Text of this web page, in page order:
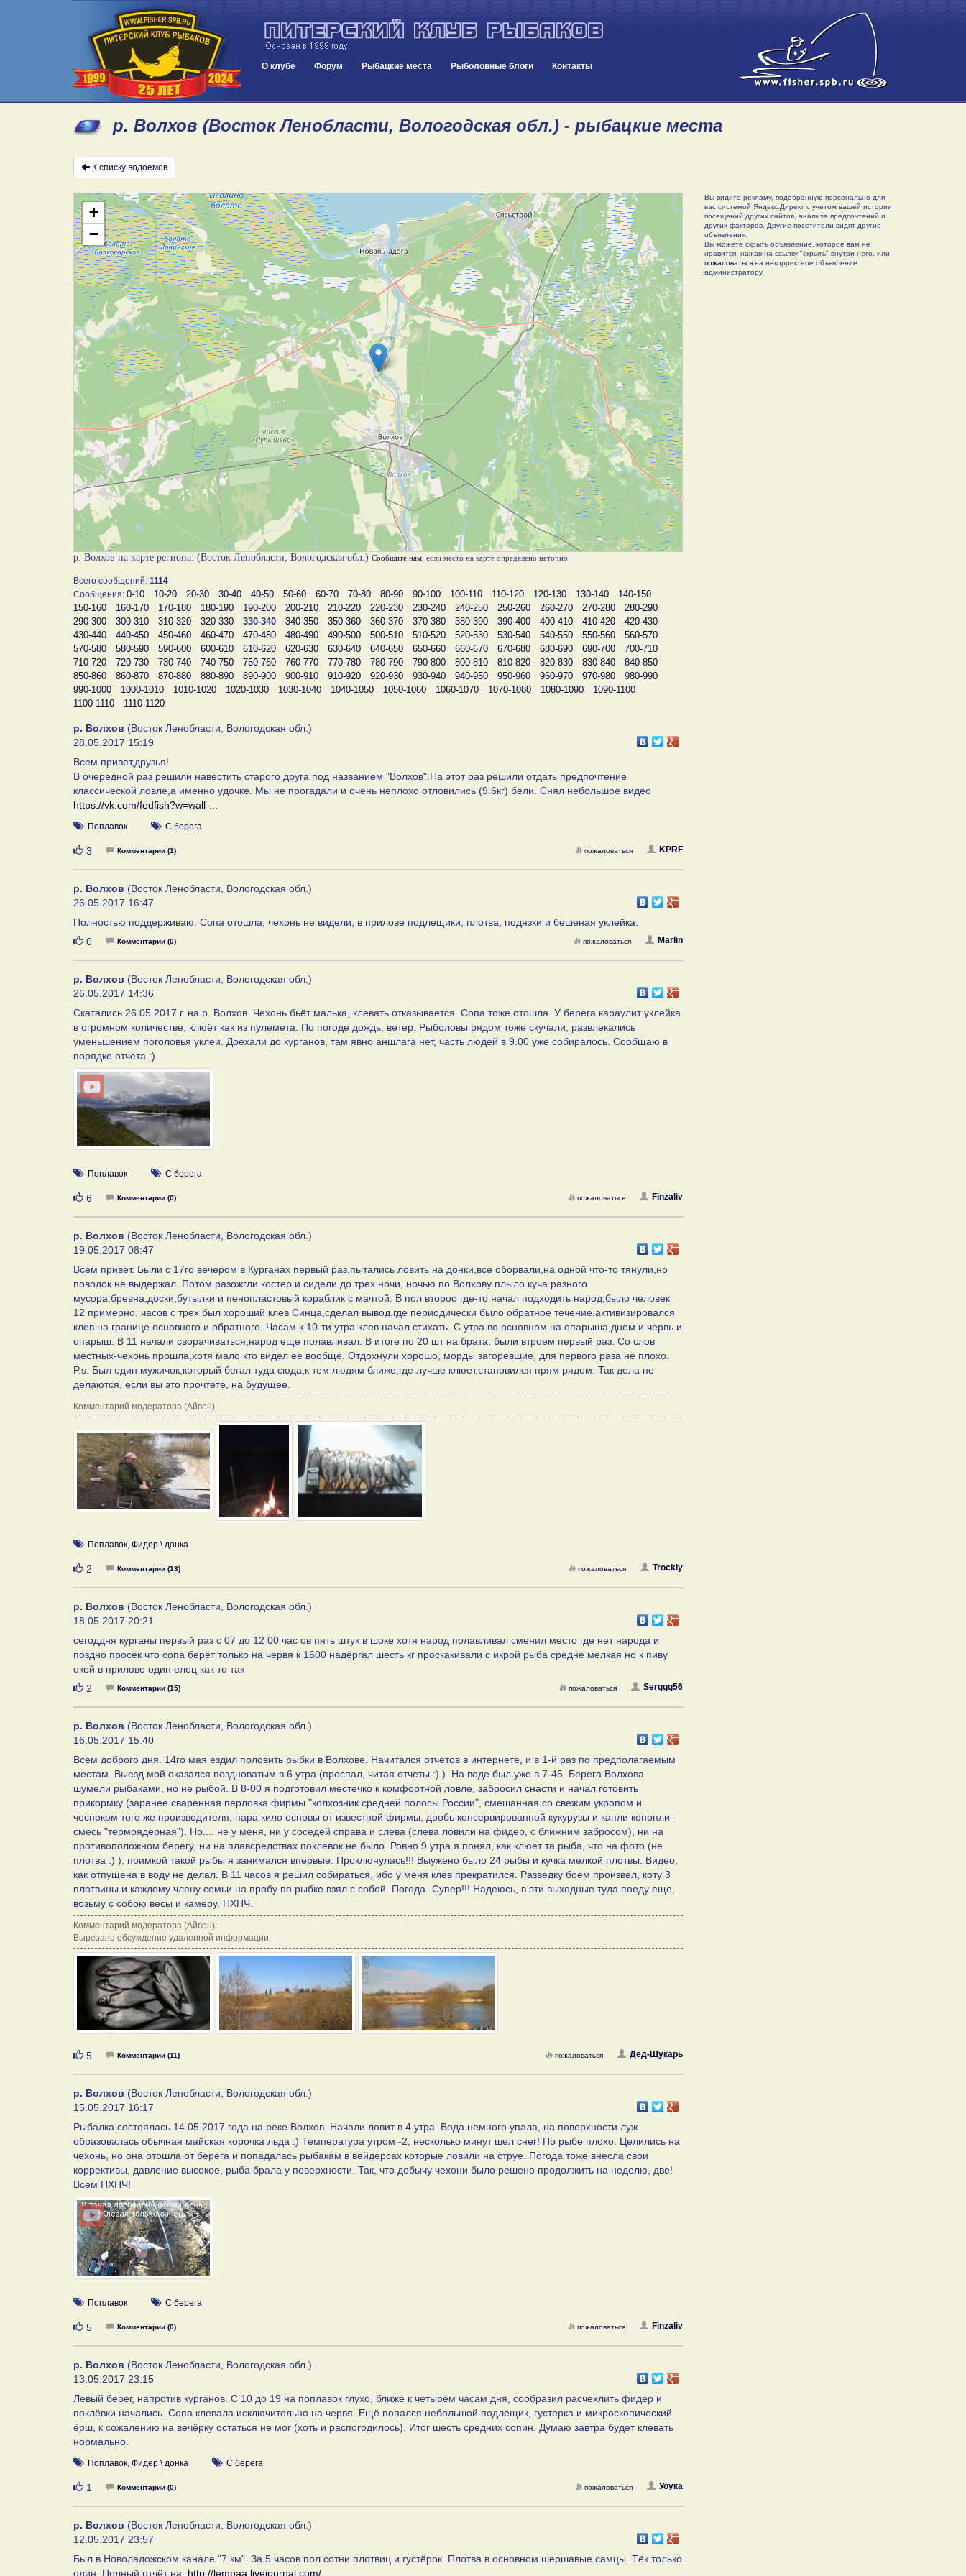
О клубе Форум Рыбацкие места Рыболовные блоги Контакты
р. Волхов (Восток Ленобласти, Вологодская обл.) - рыбацкие места
К списку водоемов
+
−
р. Волхов на карте региона: (Восток Ленобласти, Вологодская обл.) Сообщите нам , если место на карте определено неточно
Всего сообщений: 1114
Сообщения: 0-10 10-20 20-30 30-40 40-50 50-60 60-70 70-80 80-90 90-100 100-110 110-120 120-130 130-140
140-150
150-160
160-170 170-180 180-190 190-200 200-210 210-220 220-230 230-240 240-250 250-260 260-270 270-280
280-290
290-300
300-310 310-320 320-330 330-340 340-350 350-360 360-370 370-380 380-390 390-400 400-410 410-420
420-430
430-440
440-450 450-460 460-470 470-480 480-490 490-500 500-510 510-520 520-530 530-540 540-550 550-560
560-570
570-580
580-590 590-600 600-610 610-620 620-630 630-640 640-650 650-660 660-670 670-680 680-690 690-700
700-710
710-720
720-730 730-740 740-750 750-760 760-770 770-780 780-790 790-800 800-810 810-820 820-830 830-840
840-850
850-860
860-870 870-880 880-890 890-900 900-910 910-920 920-930 930-940 940-950 950-960 960-970 970-980
980-990
990-1000
1000-1010 1010-1020 1020-1030 1030-1040 1040-1050 1050-1060 1060-1070 1070-1080 1080-1090
1090-1100
1100-1110
1110-1120
р. Волхов (Восток Ленобласти, Вологодская обл.)
28.05.2017 15:19
Всем привет,друзья!
В очередной раз решили навестить старого друга под названием "Волхов".На этот раз решили отдать предпочтение
классической ловле,а именно удочке. Мы не прогадали и очень неплохо отловились (9.6кг) бели. Снял небольшое видео
https://vk.com/fedfish?w=wall-...
Поплавок С берега
Нравится
3 Комментарии (1) KPRF
пожаловаться
р. Волхов (Восток Ленобласти, Вологодская обл.)
26.05.2017 16:47
Полностью поддерживаю. Сопа отошла, чехонь не видели, в прилове подлещики, плотва, подязки и бешеная уклейка.
Нравится
0 Комментарии (0) Marlin
пожаловаться
р. Волхов (Восток Ленобласти, Вологодская обл.)
26.05.2017 14:36
Скатались 26.05.2017 г. на р. Волхов. Чехонь бьёт малька, клевать отказывается. Сопа тоже отошла. У берега караулит уклейка
в огромном количестве, клюёт как из пулемета. По погоде дождь, ветер. Рыболовы рядом тоже скучали, развлекались
уменьшением поголовья уклеи. Доехали до курганов, там явно аншлага нет, часть людей в 9.00 уже собиралось. Сообщаю в
порядке отчета :)
Поплавок С берега
Нравится
6 Комментарии (0) Finzaliv
пожаловаться
р. Волхов (Восток Ленобласти, Вологодская обл.)
19.05.2017 08:47
Всем привет. Были с 17го вечером в Курганах первый раз,пытались ловить на донки,все оборвали,на одной что-то тянули,но
поводок не выдержал. Потом разожгли костер и сидели до трех ночи, ночью по Волхову плыло куча разного
мусора:бревна,доски,бутылки и пенопластовый кораблик с мачтой. В пол второо где-то начал подходить народ,было человек
12 примерно, часов с трех был хороший клев Синца,сделал вывод,где периодически было обратное течение,активизировался
клев на границе основного и обратного. Часам к 10-ти утра клев начал стихать. С утра во основном на опарыша,днем и червь и
опарыш. В 11 начали сворачиваться,народ еще полавливал. В итоге по 20 шт на брата, были втроем первый раз. Со слов
местных-чехонь прошла,хотя мало кто видел ее вообще. Отдохнули хорошо, морды загоревшие, для первого раза не плохо.
P.s. Был один мужичок,который бегал туда сюда,к тем людям ближе,где лучше клюет,становился прям рядом. Так дела не
делаются, если вы это прочтете, на будущее.
Комментарий модератора (Айвен):
Поплавок, Фидер \ донка
Нравится
2 Комментарии (13) Trockiy
пожаловаться
р. Волхов (Восток Ленобласти, Вологодская обл.)
18.05.2017 20:21
сегоддня курганы первый раз с 07 до 12 00 час ов пять штук в шоке хотя народ полавливал сменил место где нет народа и
поздно просёк что сопа берёт только на червя к 1600 надёргал шесть кг проскакивали с икрой рыба средне мелкая но к пиву
окей в прилове один елец как то так
Нравится
2 Комментарии (15) Serggg56
пожаловаться
р. Волхов (Восток Ленобласти, Вологодская обл.)
16.05.2017 15:40
Всем доброго дня. 14го мая ездил половить рыбки в Волхове. Начитался отчетов в интернете, и в 1-й раз по предполагаемым
местам. Выезд мой оказался поздноватым в 6 утра (проспал, читая отчеты :) ). На воде был уже в 7-45. Берега Волхова
шумели рыбаками, но не рыбой. В 8-00 я подготовил местечко к комфортной ловле, забросил снасти и начал готовить
прикормку (заранее сваренная перловка фирмы "колхозник средней полосы России", смешанная со свежим укропом и
чесноком того же производителя, пара кило основы от известной фирмы, дробь консервированной кукурузы и капли конопли -
смесь "термоядерная"). Но.... не у меня, ни у соседей справа и слева (слева ловили на фидер, с ближним забросом), ни на
противоположном берегу, ни на плавсредствах поклевок не было. Ровно 9 утра я понял, как клюет та рыба, что на фото (не
плотва :) ), поимкой такой рыбы я занимался впервые. Проклюнулась!!! Выужено было 24 рыбы и кучка мелкой плотвы. Видео,
как отпущена в воду не делал. В 11 часов я решил собираться, ибо у меня клёв прекратился. Разведку боем произвел, коту 3
плотвины и каждому члену семьи на пробу по рыбке взял с собой. Погода- Супер!!! Надеюсь, в эти выходные туда поеду еще,
возьму с собою весы и камеру. НХНЧ.
Комментарий модератора (Айвен):
Вырезано обсуждение удаленной информации.
Нравится
5 Комментарии (11) Дед-Щукарь
пожаловаться
р. Волхов (Восток Ленобласти, Вологодская обл.)
15.05.2017 16:17
Рыбалка состоялась 14.05.2017 года на реке Волхов. Начали ловит в 4 утра. Вода немного упала, на поверхности луж
образовалась обычная майская корочка льда :) Температура утром -2, несколько минут шел снег! По рыбе плохо. Целились на
чехонь, но она отошла от берега и попадалась рыбакам в вейдерсах которые ловили на струе. Погода тоже внесла свои
коррективы, давление высокое, рыба брала у поверхности. Так, что добычу чехони было решено продолжить на неделю, две!
Всем НХНЧ!
Поплавок С берега
Нравится
5 Комментарии (0) Finzaliv
пожаловаться
р. Волхов (Восток Ленобласти, Вологодская обл.)
13.05.2017 23:15
Левый берег, напротив курганов. С 10 до 19 на поплавок глухо, ближе к четырём часам дня, сообразил расчехлить фидер и
поклёвки начались. Сопа клевала исключительно на червя. Ещё попался небольшой подлещик, густерка и микроскопический
ёрш, к сожалению на вечёрку остаться не мог (хоть и распогодилось). Итог шесть средних сопин. Думаю завтра будет клевать
нормально.
Поплавок Фидер \ донка С берега
Нравится
1 Комментарии (0) Уоука
пожаловаться
р. Волхов (Восток Ленобласти, Вологодская обл.)
12.05.2017 23:57
Был в Новоладожском канале "7 км". За 5 часов пол сотни плотвиц и густёрок. Плотва в основном шершавые самцы. Тёк только
один. Полный отчёт на: http://lempaa.livejournal.com/...
Вы видите рекламу, подобранную персонально для
вас системой Яндекс.Директ с учетом вашей истории
посещений других сайтов, анализа предпочтений и
других факторов. Другие посетители видят другие
объявления.
Вы можете скрыть объявление, которое вам не
нравится, нажав на ссылку "скрыть" внутри него, или
пожаловатьсяна некорректное объявление
администратору.